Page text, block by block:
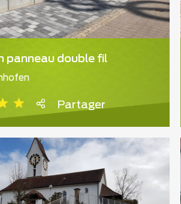
panneau double fil
Partager